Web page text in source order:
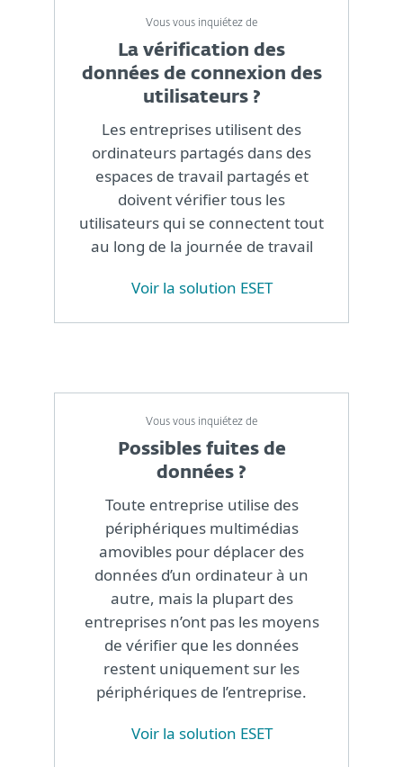
Vous vous inquiétez de
La vérification des
données de connexion des
utilisateurs ?
Les entreprises utilisent des
ordinateurs partagés dans des
espaces de travail partagés et
doivent vérifier tous les
utilisateurs qui se connectent tout
au long de la journée de travail
Voir la solution ESET
Vous vous inquiétez de
Possibles fuites de
données ?
Toute entreprise utilise des
périphériques multimédias
amovibles pour déplacer des
données d’un ordinateur à un
autre, mais la plupart des
entreprises n’ont pas les moyens
de vérifier que les données
restent uniquement sur les
périphériques de l’entreprise.
Voir la solution ESET